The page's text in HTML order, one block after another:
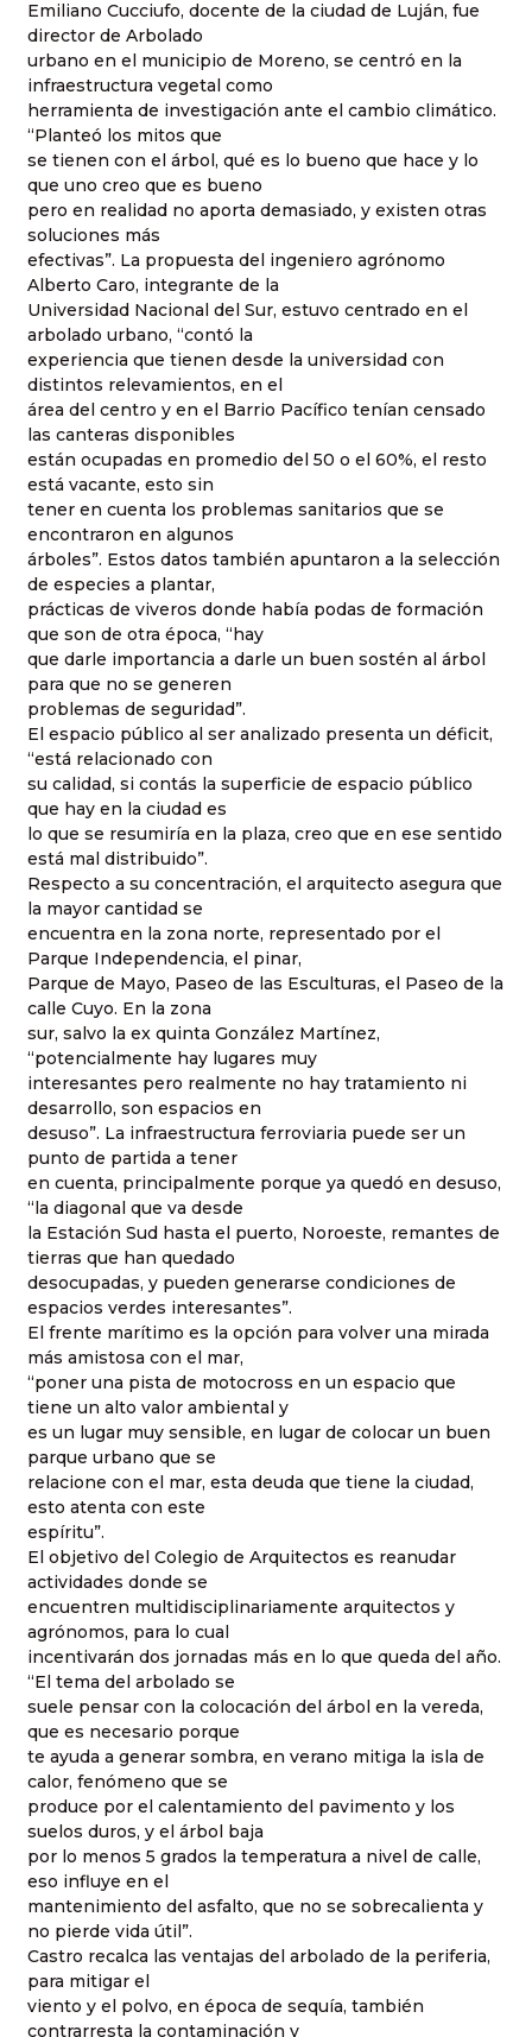
Emiliano Cucciufo, docente de la ciudad de Luján, fue
director de Arbolado
urbano en el municipio de Moreno, se centró en la
infraestructura vegetal como
herramienta de investigación ante el cambio climático.
“Planteó los mitos que
se tienen con el árbol, qué es lo bueno que hace y lo
que uno creo que es bueno
pero en realidad no aporta demasiado, y existen otras
soluciones más
efectivas”. La propuesta del ingeniero agrónomo
Alberto Caro, integrante de la
Universidad Nacional del Sur, estuvo centrado en el
arbolado urbano, “contó la
experiencia que tienen desde la universidad con
distintos relevamientos, en el
área del centro y en el Barrio Pacífico tenían censado
las canteras disponibles
están ocupadas en promedio del 50 o el 60%, el resto
está vacante, esto sin
tener en cuenta los problemas sanitarios que se
encontraron en algunos
árboles”. Estos datos también apuntaron a la selección
de especies a plantar,
prácticas de viveros donde había podas de formación
que son de otra época, “hay
que darle importancia a darle un buen sostén al árbol
para que no se generen
problemas de seguridad”.
El espacio público al ser analizado presenta un déficit,
“está relacionado con
su calidad, si contás la superficie de espacio público
que hay en la ciudad es
lo que se resumiría en la plaza, creo que en ese sentido
está mal distribuido”.
Respecto a su concentración, el arquitecto asegura que
la mayor cantidad se
encuentra en la zona norte, representado por el
Parque Independencia, el pinar,
Parque de Mayo, Paseo de las Esculturas, el Paseo de la
calle Cuyo. En la zona
sur, salvo la ex quinta González Martínez,
“potencialmente hay lugares muy
interesantes pero realmente no hay tratamiento ni
desarrollo, son espacios en
desuso”. La infraestructura ferroviaria puede ser un
punto de partida a tener
en cuenta, principalmente porque ya quedó en desuso,
“la diagonal que va desde
la Estación Sud hasta el puerto, Noroeste, remantes de
tierras que han quedado
desocupadas, y pueden generarse condiciones de
espacios verdes interesantes”.
El frente marítimo es la opción para volver una mirada
más amistosa con el mar,
“poner una pista de motocross en un espacio que
tiene un alto valor ambiental y
es un lugar muy sensible, en lugar de colocar un buen
parque urbano que se
relacione con el mar, esta deuda que tiene la ciudad,
esto atenta con este
espíritu”.
El objetivo del Colegio de Arquitectos es reanudar
actividades donde se
encuentren multidisciplinariamente arquitectos y
agrónomos, para lo cual
incentivarán dos jornadas más en lo que queda del año.
“El tema del arbolado se
suele pensar con la colocación del árbol en la vereda,
que es necesario porque
te ayuda a generar sombra, en verano mitiga la isla de
calor, fenómeno que se
produce por el calentamiento del pavimento y los
suelos duros, y el árbol baja
por lo menos 5 grados la temperatura a nivel de calle,
eso influye en el
mantenimiento del asfalto, que no se sobrecalienta y
no pierde vida útil”.
Castro recalca las ventajas del arbolado de la periferia,
para mitigar el
viento y el polvo, en época de sequía, también
contrarresta la contaminación y